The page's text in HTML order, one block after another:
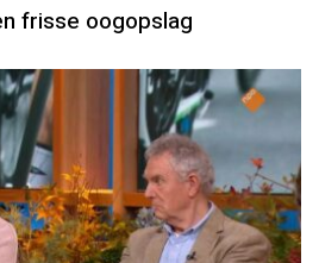
frisse oogopslag
Column
Sportcolumn